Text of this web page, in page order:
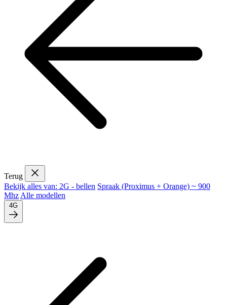
Terug
Bekijk alles van: 2G - bellen Spraak (Proximus + Orange) ~ 900
Mhz Alle modellen
4G